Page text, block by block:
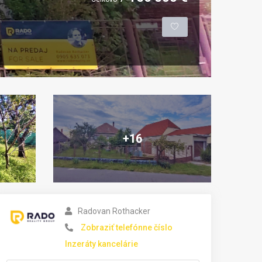
+16
Radovan Rothacker
Zobraziť telefónne číslo
Inzeráty kancelárie